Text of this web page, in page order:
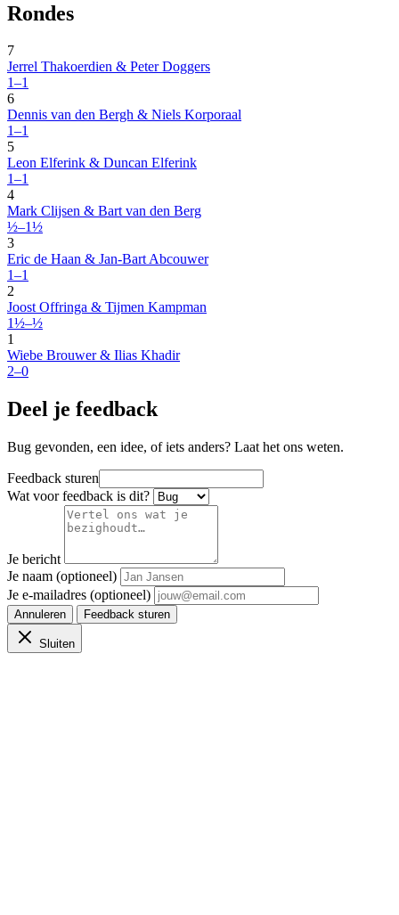
Rondes
7
Jerrel Thakoerdien & Peter Doggers
1–1
6
Dennis van den Bergh & Niels Korporaal
1–1
5
Leon Elferink & Duncan Elferink
1–1
4
Mark Clijsen & Bart van den Berg
½–1½
3
Eric de Haan & Jan-Bart Abcouwer
1–1
2
Joost Offringa & Tijmen Kampman
1½–½
1
Wiebe Brouwer & Ilias Khadir
2–0
Deel je feedback
Bug gevonden, een idee, of iets anders? Laat het ons weten.
Feedback sturen
Wat voor feedback is dit?
Je bericht
Je naam (optioneel)
Je e-mailadres (optioneel)
Annuleren Feedback sturen
Sluiten